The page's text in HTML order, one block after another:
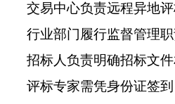
交易中心负责远程异地
行业部门履行监督管理
招标人负责明确招标文
评标专家需凭身份证签